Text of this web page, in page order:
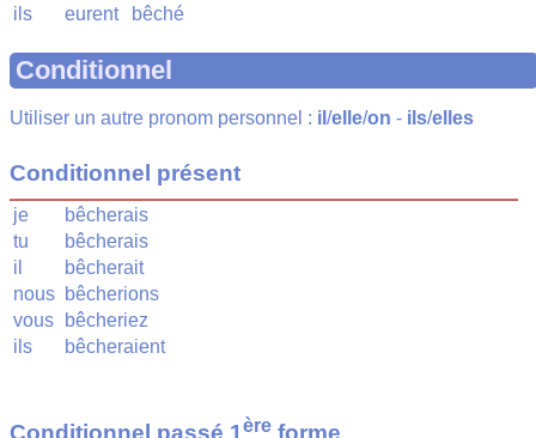
ils
eurent bêché
Conditionnel
Utiliser un autre pronom personnel : il /elle/on - ils/elles
Conditionnel présent
je
bêcherais
tu
bêcherais
il
bêcherait
nous bêcherions
vous
bêcheriez
ils
bêcheraient
ère